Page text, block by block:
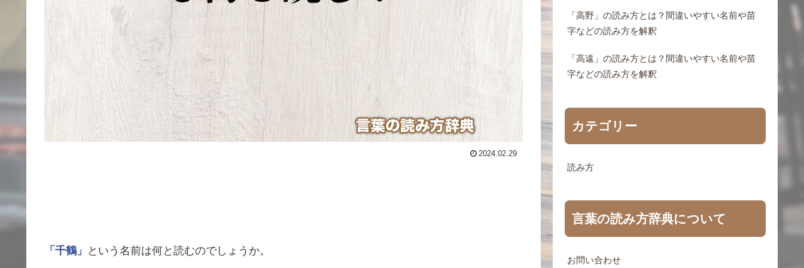
2024.02.29
「千鶴」 という名前は何と読むのでしょうか。
「高野」の読み方とは？間違いやすい名前や苗
字などの読み方を解釈
「高遠」の読み方とは？間違いやすい名前や苗
字などの読み方を解釈
カテゴリー
読み方
言葉の読み方辞典について
お問い合わせ